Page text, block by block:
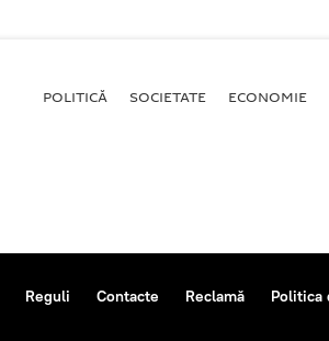
POLITICĂ SOCIETATE ECONOMIE
Reguli Contacte Reclamă Politica